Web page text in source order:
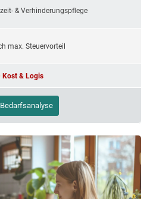
& Verhinderungspflege
max. Steuervorteil
Kost & Logis